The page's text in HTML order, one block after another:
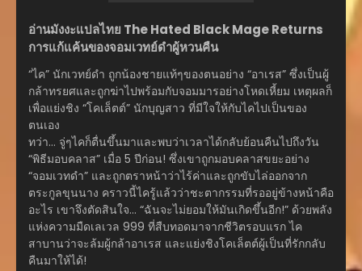
อ่านมังงะแปลไทย The Hated Black Mage Returns
การแก้แค้นของจอมเวทย์ดำผู้หวนคืน
“ไค” นักเวทย์ดำ ถูกน้องชายแท้ๆของตนอย่าง “อาเรส” ซึ่งเป็นผู้
กล้าทรยศและถูกฆ่าไปพร้อมกับจอมมารอย่างโหดเหี้ยม เหตุผลก็
เพื่อแย่งชิง “โคเล็ตต์” นักบุญสาว ที่มีใจให้กับไคไปเป็นของ
ตนเอง
ทว่า… จู่ๆไคก็ตื่นขึ้นมาและพบว่าเวลาได้กลับย้อนคืนไปถึงวัน
“พิธีมอบคลาส” เมื่อ 5 ปีก่อน! ซึ่งเขาถูกมอบคลาสขยะอย่าง
“จอมเวทดำ” และถูกตราหน้าว่าไร้ค่าและถูกขับไล่ออกจาก
ตระกูลขุนนาง คราวนี้ไครู้แล้วว่าชะตากรรมที่รออยู่ข้างหน้าคือ
อะไร เขาจึงตัดสินใจ… “ฉันจะไม่ยอมให้มันเกิดขึ้นอีก!” ด้วยพลัง
แห่งความมืดเลเวล 999 ที่สืบทอดมาจากชีวิตรอบแรก ไค
สาบานว่าจะล้มผู้กล้าอาเรส และแย่งชิงโคเล็ตต์ผู้เป็นที่รักกลับ
คืนมาให้ได้!